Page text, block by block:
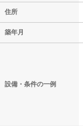
住所
築年月
設備・条件の一例